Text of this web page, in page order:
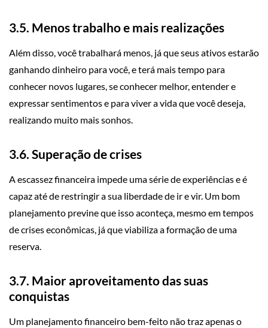
3.5. Menos trabalho e mais realizações
Além disso, você trabalhará menos, já que seus ativos estarão
ganhando dinheiro para você, e terá mais tempo para
conhecer novos lugares, se conhecer melhor, entender e
expressar sentimentos e para viver a vida que você deseja,
realizando muito mais sonhos.
3.6. Superação de crises
A escassez financeira impede uma série de experiências e é
capaz até de restringir a sua liberdade de ir e vir. Um bom
planejamento previne que isso aconteça, mesmo em tempos
de crises econômicas, já que viabiliza a formação de uma
reserva.
3.7. Maior aproveitamento das suas
conquistas
Um planejamento financeiro bem-feito não traz apenas o